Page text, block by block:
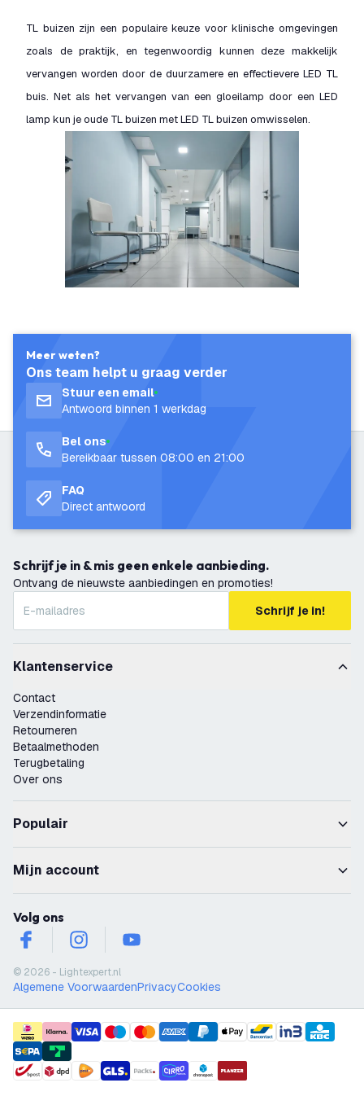
TL buizen zijn een populaire keuze voor klinische omgevingen
zoals de praktijk, en tegenwoordig kunnen deze makkelijk
vervangen worden door de duurzamere en effectievere LED TL
buis. Net als het vervangen van een gloeilamp door een LED
lamp kun je oude TL buizen met LED TL buizen omwisselen.
Meer weten?
Ons team helpt u graag verder
Stuur een email
Antwoord binnen 1 werkdag
Bel ons
Bereikbaar tussen 08:00 en 21:00
FAQ
Direct antwoord
Schrijf je in & mis geen enkele aanbieding.
Ontvang de nieuwste aanbiedingen en promoties!
Schrijf je in!
Klantenservice
Contact
Verzendinformatie
Retourneren
Betaalmethoden
Terugbetaling
Over ons
Populair
Mijn account
Volg ons
facebookinstagramyoutube
© 2026 - Lightexpert.nl
Algemene VoorwaardenPrivacyCookies
payment methods
shipment methods